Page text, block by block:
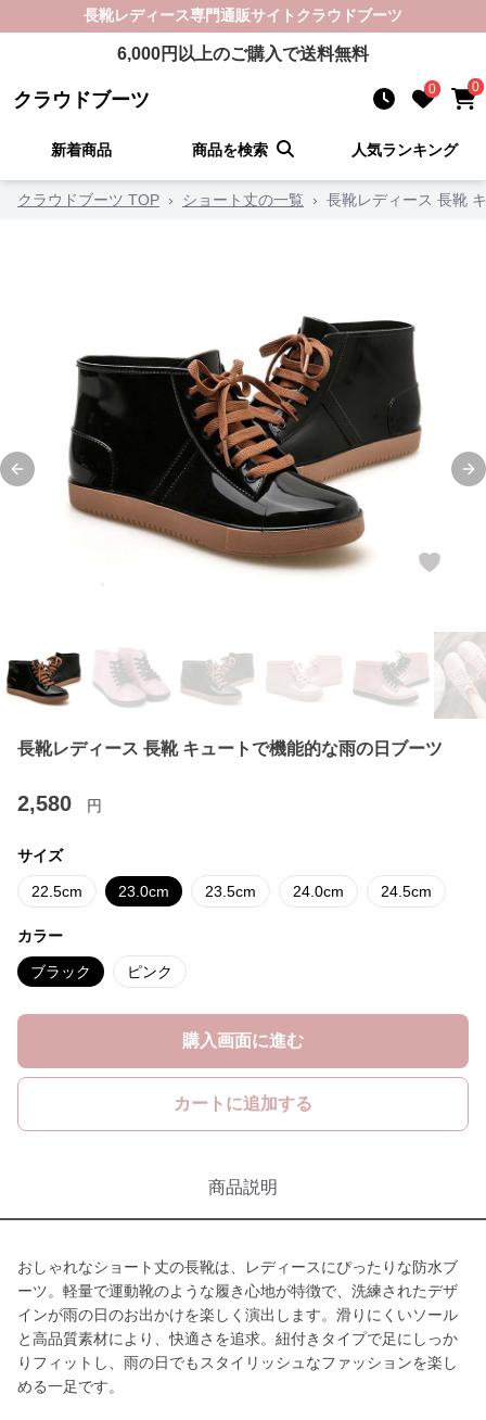
長靴レディース専門通販サイト クラウドブーツ
6,000円以上のご購入で送料無料
クラウドブーツ 0 0
新着商品 商品を検索 人気ランキング
クラウドブーツ TOP › ショート丈の一覧 › 長靴レディース 長靴
Previous slide
長靴レディース 長靴 キュートで機能的な雨の日ブーツ
2,580 円
サイズ
22.5cm 23.0cm 23.5cm 24.0cm 24.5cm
カラー
ブラック ピンク
購入画面に進む
カートに追加する
商品説明
おしゃれなショート丈の長靴は、レディースにぴったりな防水ブ
ーツ。軽量で運動靴のような履き心地が特徴で、洗練されたデザ
インが雨の日のお出かけを楽しく演出します。滑りにくいソール
と高品質素材により、快適さを追求。紐付きタイプで足にしっか
りフィットし、雨の日でもスタイリッシュなファッションを楽し
める一足です。